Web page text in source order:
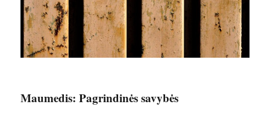
Maumedis: Pagrindinės savybės